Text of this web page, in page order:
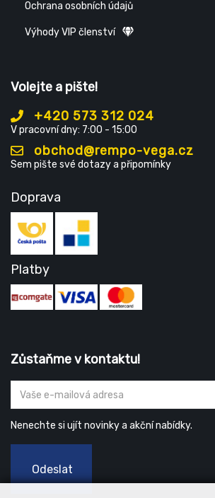
Ochrana osobních údajů
Výhody VIP členství
Volejte a pište!
+420 573 312 024
V pracovní dny: 7:00 - 15:00
obchod@rempo-vega.cz
Sem pište své dotazy a připomínky
Doprava
Platby
Zůstaňme v kontaktu!
Nenechte si ujít novinky a akční nabídky.
Odeslat